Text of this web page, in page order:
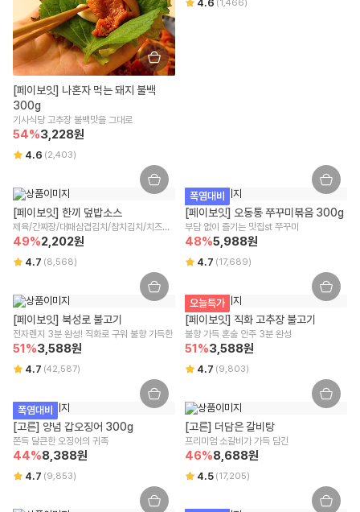
상세페이지 하단 참고
영양성분(식품위생법에 따른 영양성분 표시대상 식품에 한함)
해당사항 없음
유전자변형식품에 해당하는 경우의 표시
해당사항 없음
영유아식 또는 체중조절식품 등에 해당하는 경우 표시광고사전심의필 유무 및
수입식품에 해당하는 경우 "식품위생법에 따른 수입신고를 필함"의 문구
해당사항 없음
소비자상담 관련 전화번호
윙잇 고객센터 : 1599-3108
알레르기 유발물질 표시
상세페이지 하단 참고
통신판매업신고
2018-서울강남-03300
유통전문판매업 주소
서울특별시 강남구 테헤란로 423, 9층 9493호
전화번호
CJ대한통운
교환/반품 불가 안내
신선/냉장/냉동식품은 단순 변심/주문 착오로 인한 교환/반품 신청이 어렵
습니다.
상품 수령한 날로부터 7일 경과할 경우 단순 변심으로 인한 교환/반품 신
잘못된 보관 방법이나 고객님의 부주의 등으로 인한 오염, 파손, 변질된 경
우 교환/반품 신청이 어렵습니다.
고객님의 사용 또는 일부 소비에 의해 상품의 가치가 훼손된 경우 교환/반
품 신청이 어렵습니다.
고객님이 상품 포장을 개봉하여 사용 또는 설치 완료되어 상품의 가치가
훼손된 경우 (단, 내용 확인을 위한 포장 개봉은 예외) 교환/반품 신청이 어
렵습니다.
시간 경과에 따라 상품 등의 가치가 현저히 감소하여 재판매가 불가능한
경우 교환/반품 신청이 어렵습니다.
구매한 상품의 구성품이 누락된 경우(세트 상품,초특가상품 등 포함) 교
환/반품은 신청이 어렵습니다.
기타, 상품의 교환, 상품 결함 등의 보상은 소비자분쟁해결기준(공정거래
위원회 고시)에 의해 안내를 드립니다.
교환/반품 방법 안내
리빙/실온 상품에 한 해 받으신 날부터 7일 이내 교환/반품이 가능하며, 윙
잇 또는 위수탁 업체에 문의가 필요합니다.
사이즈/색상/옵션 등 단순 변심/주문 착오로 인한 교환/반품 비용은 고객
단, 회수된 상품 상태에 따라 교환/반품 가능 여부가 달라질 수 있는 점 양
구매 시 선택한 옵션과 수량 또는 프로모션 적용 여부에 따라 교환/반품 배
송비가 변경될 수 있습니다.
교환/반품(왕복) 배송비 : 8,000원
제주/도서산간 지역은 추가 운임이 발생할 수 있습니다.
주문/결제 취소 안내
[페이보잇] 나혼자 먹는 돼지 불백
300g
기사식당 고추장 불백맛을 그대로
54%3,228원
4.6 (2,403)
4.6 (1,466)
[페이보잇] 한끼 덮밥소스
제육/간짜장/대패삼겹김치/참치김치/치즈불
닭
49%2,202원
4.7 (8,568)
폭염대비
[페이보잇] 오동통 쭈꾸미볶음 300g
부담 없이 즐기는 맛집st 쭈꾸미
48%5,988원
4.7 (17,689)
[페이보잇] 북성로 불고기
전자렌지 3분 완성! 직화로 구워 불향 가득한
51%3,588원
4.7 (42,587)
오늘특가
[페이보잇] 직화 고추장 불고기
불향 가득 혼술 안주 3분 완성
51%3,588원
4.7 (9,803)
폭염대비
[고른] 양념 갑오징어 300g
쫀득 달큰한 오징어의 귀족
44%8,388원
4.7 (9,853)
[고른] 더담은 갈비탕
프리미엄 소갈비가 가득 담긴
46%8,688원
4.5 (17,205)